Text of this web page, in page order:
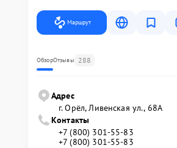
Маршрут
ОбзорОтзывы 288
Адрес
г. Орёл, Ливенская ул., 68А
Контакты
+7 (800) 301-55-83
+7 (800) 301-55-83